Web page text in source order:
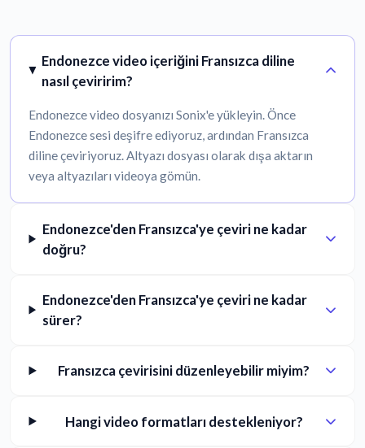
Endonezce video içeriğini Fransızca diline
nasıl çeviririm?
Endonezce video dosyanızı Sonix'e yükleyin. Önce
Endonezce sesi deşifre ediyoruz, ardından Fransızca
diline çeviriyoruz. Altyazı dosyası olarak dışa aktarın
veya altyazıları videoya gömün.
Endonezce'den Fransızca'ye çeviri ne kadar
doğru?
Endonezce'den Fransızca'ye çeviri ne kadar
sürer?
Fransızca çevirisini düzenleyebilir miyim?
Hangi video formatları destekleniyor?